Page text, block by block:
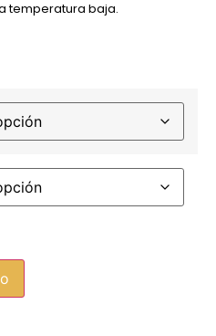
temperatura baja.